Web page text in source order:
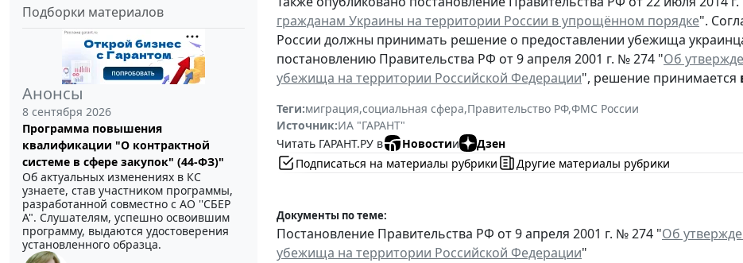
Подборки материалов
Анонсы
8 сентября 2026
Программа повышения
квалификации "О контрактной
системе в сфере закупок" (44-ФЗ)"
Об актуальных изменениях в КС
узнаете, став участником программы,
разработанной совместно с АО ''СБЕР
А". Слушателям, успешно освоившим
программу, выдаются удостоверения
установленного образца.
гражданам Украины на территории России в упрощённом порядке".
России должны принимать решение о предоставлении убежища
постановлению Правительства РФ от 9 апреля 2001 г. № 274 "Об
убежища на территории Российской Федерации", решение принимается
Теги:миграция,социальная сфера,Правительство РФ,ФМС России
Источник:ИА "ГАРАНТ"
Читать ГАРАНТ.РУ в
Новостии
Дзен
Подписаться на материалы рубрики
Другие материалы рубрики
Документы по теме:
Постановление Правительства РФ от 9 апреля 2001 г. № 274 "Об
убежища на территории Российской Федерации"